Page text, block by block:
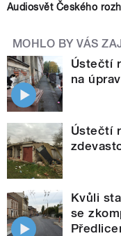
Audiosvět Českého
MOHLO BY VÁS
Ústečtí
na
Ústečtí
Kvůli
se